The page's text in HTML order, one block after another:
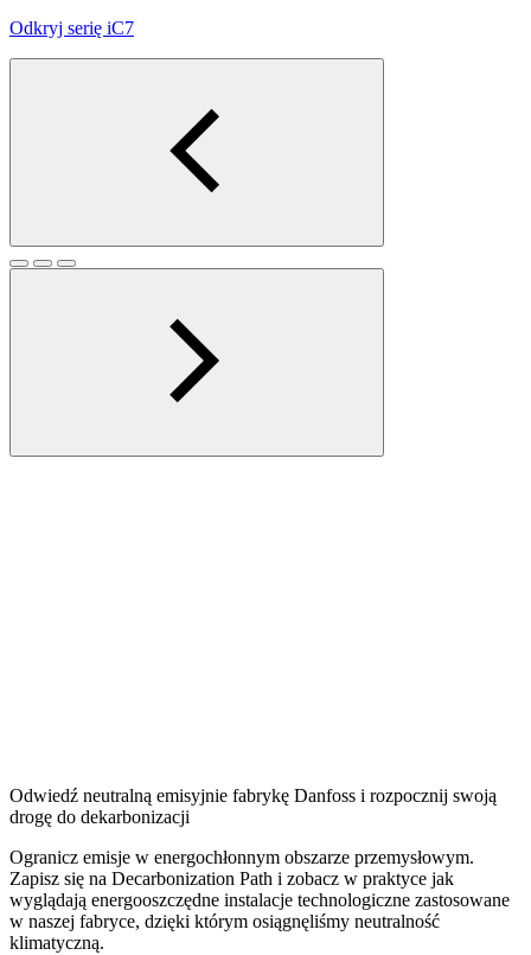
Odkryj serię iC7
Odwiedź neutralną emisyjnie fabrykę Danfoss i rozpocznij swoją
drogę do dekarbonizacji
Ogranicz emisje w energochłonnym obszarze przemysłowym.
Zapisz się na Decarbonization Path i zobacz w praktyce jak
wyglądają energooszczędne instalacje technologiczne zastosowane
w naszej fabryce, dzięki którym osiągnęliśmy neutralność
klimatyczną.